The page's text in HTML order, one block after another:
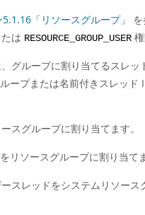
「リソースグループ」
は RESOURCE_GROUP_USER
グループに割り当てるスレ
ープまたは名前付きスレッド
スグループに割り当てます。
リソースグループに割り当てま
スレッドをシステムリソース